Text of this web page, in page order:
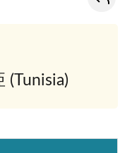
(Tunisia)